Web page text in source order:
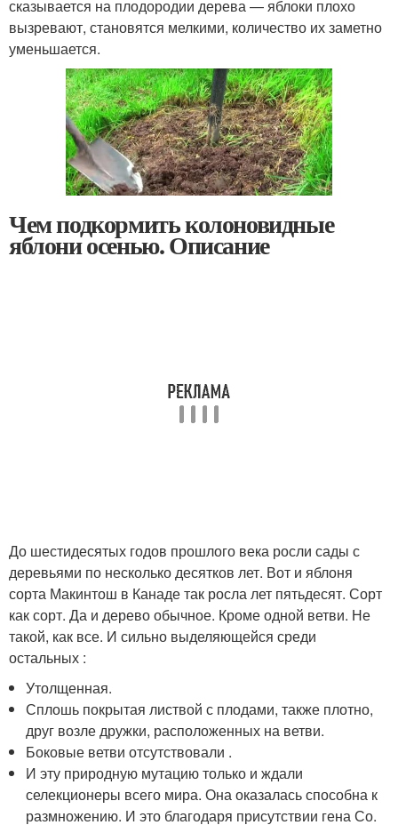
сказывается на плодородии дерева — яблоки плохо
вызревают, становятся мелкими, количество их заметно
уменьшается.
Чем подкормить колоновидные
яблони осенью. Описание
До шестидесятых годов прошлого века росли сады с
деревьями по несколько десятков лет. Вот и яблоня
сорта Макинтош в Канаде так росла лет пятьдесят. Сорт
как сорт. Да и дерево обычное. Кроме одной ветви. Не
такой, как все. И сильно выделяющейся среди
остальных :
Утолщенная.
Сплошь покрытая листвой с плодами, также плотно,
друг возле дружки, расположенных на ветви.
Боковые ветви отсутствовали .
И эту природную мутацию только и ждали
селекционеры всего мира. Она оказалась способна к
размножению. И это благодаря присутствии гена Со.